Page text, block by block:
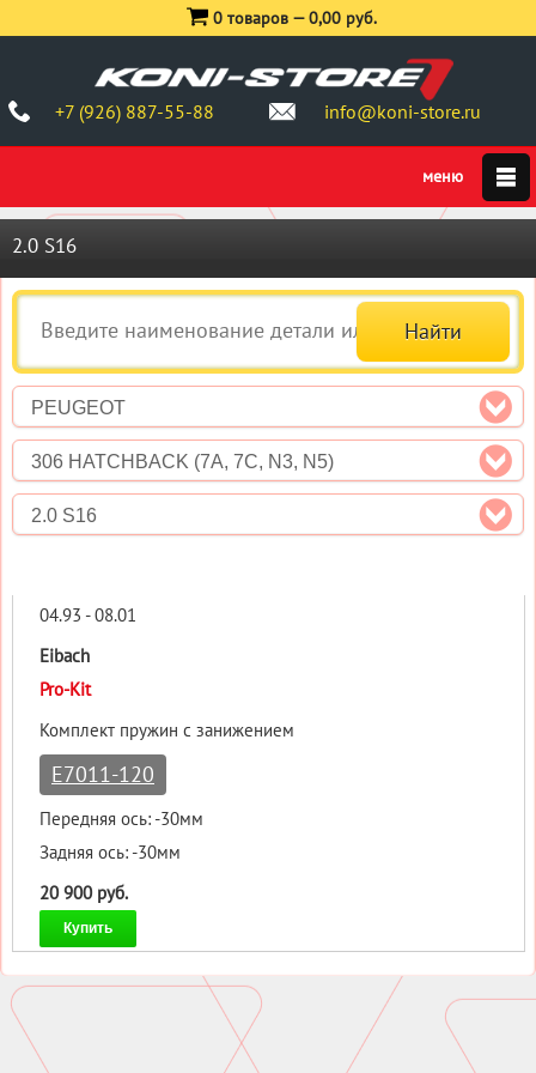
+7 (926) 887-55-88 info@koni-store.ru
0 товаров —0,00 руб.
2.0 S16
PEUGEOT
306 HATCHBACK (7A, 7C, N3, N5)
2.0 S16
04.93 - 08.01
Eibach
Pro-Kit
Комплект пружин с занижением
E7011-120
Передняя ось: -30мм
Задняя ось: -30мм
20 900 руб.
Купить